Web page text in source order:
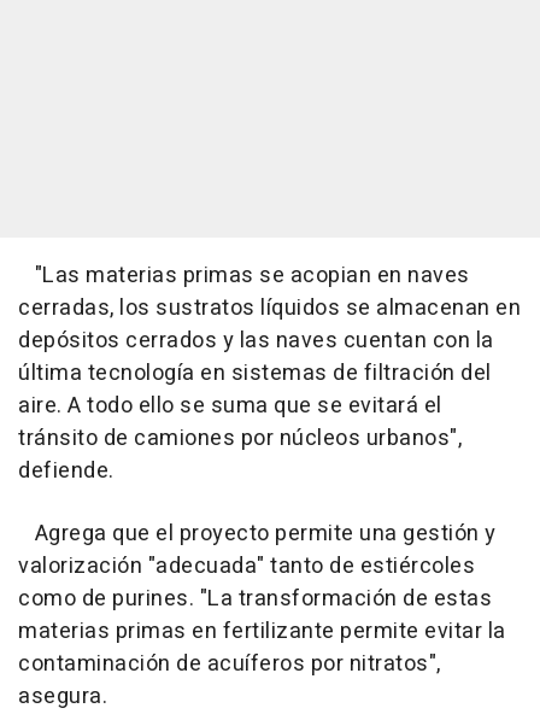
"Las materias primas se acopian en naves
cerradas, los sustratos líquidos se almacenan en
depósitos cerrados y las naves cuentan con la
última tecnología en sistemas de filtración del
aire. A todo ello se suma que se evitará el
tránsito de camiones por núcleos urbanos",
defiende.
Agrega que el proyecto permite una gestión y
valorización "adecuada" tanto de estiércoles
como de purines. "La transformación de estas
materias primas en fertilizante permite evitar la
contaminación de acuíferos por nitratos",
asegura.